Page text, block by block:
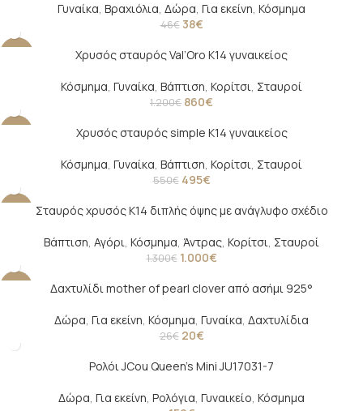
Γυναίκα, Βραχιόλια, Δώρα, Για εκείνη, Κόσμημα
46€ 38€
Χρυσός σταυρός Val’Oro Κ14 γυναικείος
Κόσμημα, Γυναίκα, Βάπτιση, Κορίτσι, Σταυροί
1.200€ 860€
Χρυσός σταυρός simple Κ14 γυναικείος
Κόσμημα, Γυναίκα, Βάπτιση, Κορίτσι, Σταυροί
550€ 495€
Σταυρός χρυσός Κ14 διπλής όψης με ανάγλυφο σχέδιο
Βάπτιση, Αγόρι, Κόσμημα, Άντρας, Κορίτσι, Σταυροί
1.300€ 1.000€
Δαχτυλίδι mother of pearl clover από ασήμι 925°
Δώρα, Για εκείνη, Κόσμημα, Γυναίκα, Δαχτυλίδια
26€ 20€
Ρολόι JCou Queen’s Mini JU17031-7
Δώρα, Για εκείνη, Ρολόγια, Γυναικείο, Κόσμημα